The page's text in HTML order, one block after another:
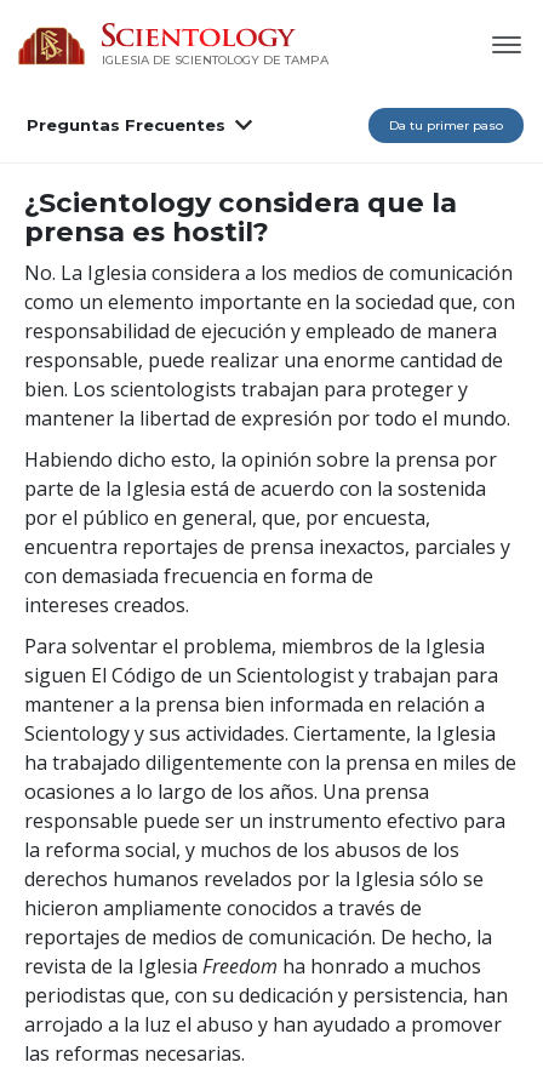
IGLESIA DE SCIENTOLOGY DE TAMPA
Preguntas Frecuentes Da tu primer paso
¿Scientology considera que la
prensa es hostil?
No. La Iglesia considera a los medios de comunicación
como un elemento importante en la sociedad que, con
responsabilidad de ejecución y empleado de manera
responsable, puede realizar una enorme cantidad de
bien. Los scientologists trabajan para proteger y
mantener la libertad de expresión por todo el mundo.
Habiendo dicho esto, la opinión sobre la prensa por
parte de la Iglesia está de acuerdo con la sostenida
por el público en general, que, por encuesta,
encuentra reportajes de prensa inexactos, parciales y
con demasiada frecuencia en forma de
intereses creados.
Para solventar el problema, miembros de la Iglesia
siguen El Código de un Scientologist y trabajan para
mantener a la prensa bien informada en relación a
Scientology y sus actividades. Ciertamente, la Iglesia
ha trabajado diligentemente con la prensa en miles de
ocasiones a lo largo de los años. Una prensa
responsable puede ser un instrumento efectivo para
la reforma social, y muchos de los abusos de los
derechos humanos revelados por la Iglesia sólo se
hicieron ampliamente conocidos a través de
reportajes de medios de comunicación. De hecho, la
revista de la Iglesia Freedom ha honrado a muchos
periodistas que, con su dedicación y persistencia, han
arrojado a la luz el abuso y han ayudado a promover
las reformas necesarias.